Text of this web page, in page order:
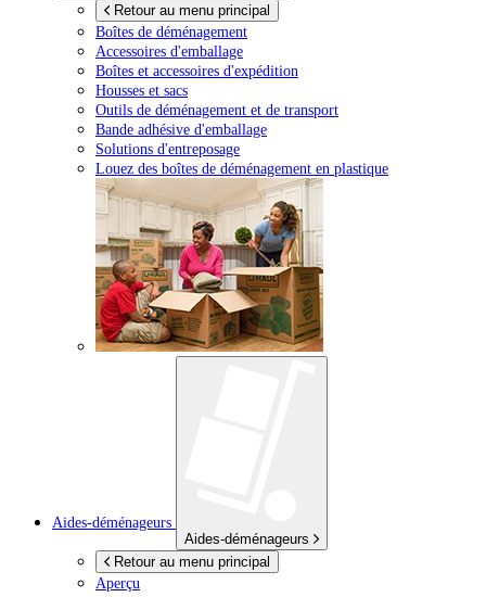
Retour au menu principal
Boîtes de déménagement
Accessoires d'emballage
Boîtes et accessoires d'expédition
Housses et sacs
Outils de déménagement et de transport
Bande adhésive d'emballage
Solutions d'entreposage
Louez des boîtes de déménagement en plastique
Aides-déménageurs
Aides-déménageurs
Retour au menu principal
Aperçu